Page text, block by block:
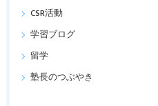
CSR活動
学習ブログ
留学
塾長のつぶやき